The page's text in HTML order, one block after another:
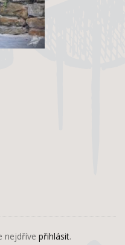
nejdříve přihlásit.